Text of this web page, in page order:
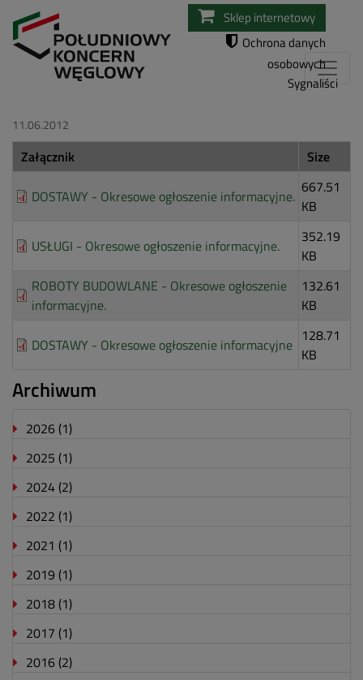
Przejdź
do
Sklep internetowy
Ochrona danych
osobowych
Sygnaliści
11.06.2012
Załącznik Size
DOSTAWY - Okresowe ogłoszenie informacyjne. 667.51
KB
USŁUGI - Okresowe ogłoszenie informacyjne.
352.19
KB
ROBOTY BUDOWLANE - Okresowe ogłoszenie
informacyjne.
132.61
KB
DOSTAWY - Okresowe ogłoszenie informacyjne 128.71
KB
Archiwum
2026 (1)
2025 (1)
2024 (2)
2022 (1)
2021 (1)
2019 (1)
2018 (1)
2017 (1)
2016 (2)